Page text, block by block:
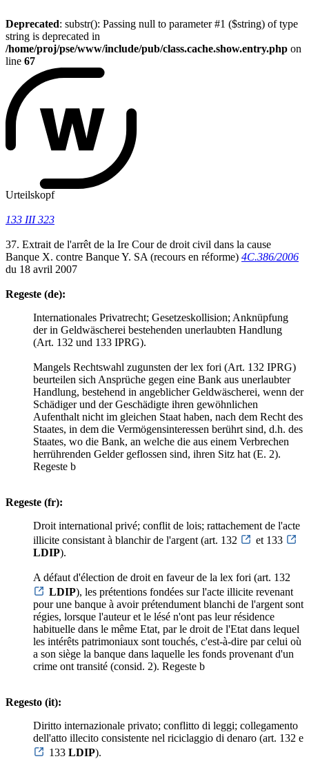
Deprecated: substr(): Passing null to parameter #1 ($string) of type
string is deprecated in
/home/proj/pse/www/include/pub/class.cache.show.entry.php on
line 67
Urteilskopf
133 III 323
37. Extrait de l'arrêt de la Ire Cour de droit civil dans la cause
Banque X. contre Banque Y. SA (recours en réforme) 4C.386/2006
du 18 avril 2007
Regeste (de):
Internationales Privatrecht; Gesetzeskollision; Anknüpfung
der in Geldwäscherei bestehenden unerlaubten Handlung
(Art. 132 und 133 IPRG).
Mangels Rechtswahl zugunsten der lex fori (Art. 132 IPRG)
beurteilen sich Ansprüche gegen eine Bank aus unerlaubter
Handlung, bestehend in angeblicher Geldwäscherei, wenn der
Schädiger und der Geschädigte ihren gewöhnlichen
Aufenthalt nicht im gleichen Staat haben, nach dem Recht des
Staates, in dem die Vermögensinteressen berührt sind, d.h. des
Staates, wo die Bank, an welche die aus einem Verbrechen
herrührenden Gelder geflossen sind, ihren Sitz hat (E. 2).
Regeste b
Regeste (fr):
Droit international privé; conflit de lois; rattachement de l'acte
illicite consistant à blanchir de l'argent (art. 132
et 133
LDIP).
A défaut d'élection de droit en faveur de la lex fori (art. 132
LDIP), les prétentions fondées sur l'acte illicite revenant
pour une banque à avoir prétendument blanchi de l'argent sont
régies, lorsque l'auteur et le lésé n'ont pas leur résidence
habituelle dans le même Etat, par le droit de l'Etat dans lequel
les intérêts patrimoniaux sont touchés, c'est-à-dire par celui où
a son siège la banque dans laquelle les fonds provenant d'un
crime ont transité (consid. 2). Regeste b
Regesto (it):
Diritto internazionale privato; conflitto di leggi; collegamento
dell'atto illecito consistente nel riciclaggio di denaro (art. 132 e
133 LDIP).